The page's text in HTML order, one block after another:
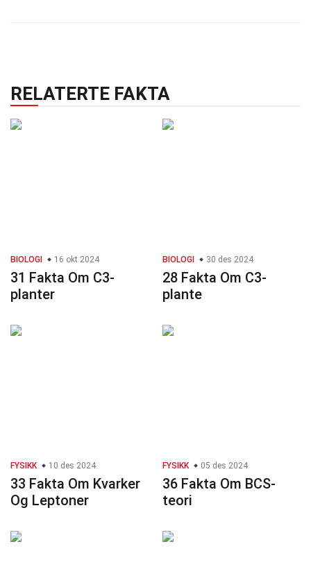
RELATERTE FAKTA
BIOLOGI 16 okt 2024
31 Fakta Om C3-
planter
BIOLOGI 30 des 2024
28 Fakta Om C3-
plante
FYSIKK 10 des 2024
33 Fakta Om Kvarker
Og Leptoner
FYSIKK 05 des 2024
36 Fakta Om BCS-
teori